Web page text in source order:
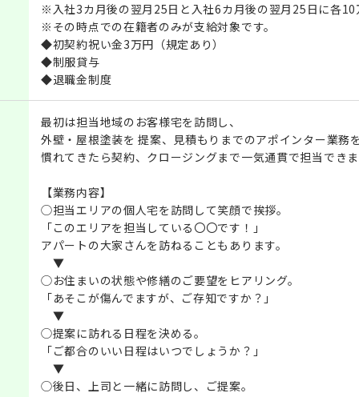
※入社3カ月後の翌月25日と入社6カ月後の翌月25日に各10
※その時点での在籍者のみが支給対象です。
◆初契約祝い金3万円（規定あり）
◆制服貸与
◆退職金制度
最初は担当地域のお客様宅を訪問し、
外壁・屋根塗装を 提案、見積もりまでのアポインター業務
慣れてきたら契約、クロージングまで一気通貫で担当でき
【業務内容】
◯担当エリアの個人宅を訪問して笑顔で挨拶。
「このエリアを担当している〇〇です！」
アパートの大家さんを訪ねることもあります。
▼
◯お住まいの状態や修繕のご要望をヒアリング。
「あそこが傷んでますが、ご存知ですか？」
▼
◯提案に訪れる日程を決める。
「ご都合のいい日程はいつでしょうか？」
▼
◯後日、上司と一緒に訪問し、ご提案。